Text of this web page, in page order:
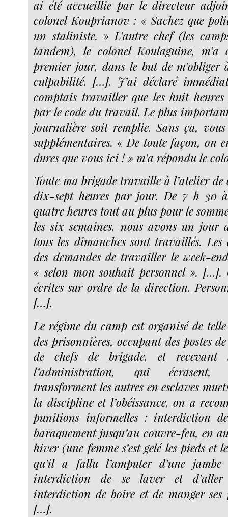
ai été accueillie par le directeur
colonel Kouprianov : « Sachez que
un staliniste. » L’autre chef (les
tandem), le colonel Koulaguine, m’a
premier jour, dans le but de m’obliger
culpabilité. […]. J’ai déclaré
comptais travailler que les huit
par le code du travail. Le plus
journalière soit remplie. Sans ça, vous
supplémentaires. « De toute façon, on
dures que vous ici ! » m’a répondu le
Toute ma brigade travaille à l’atelier de
dix-sept heures par jour. De 7 h 30
quatre heures tout au plus pour le
les six semaines, nous avons un jour
tous les dimanches sont travaillés. Les
des demandes de travailler le week-
« selon mon souhait personnel ». […].
écrites sur ordre de la direction.
[…].
Le régime du camp est organisé de
des prisonnières, occupant des postes
de chefs de brigade, et recevant
l’administration, qui écrasent,
transforment les autres en esclaves
la discipline et l’obéissance, on a
punitions informelles : interdiction
baraquement jusqu’au couvre-feu, en
hiver (une femme s’est gelé les pieds et
qu’il a fallu l’amputer d’une
interdiction de se laver et
interdiction de boire et de manger ses
[…].